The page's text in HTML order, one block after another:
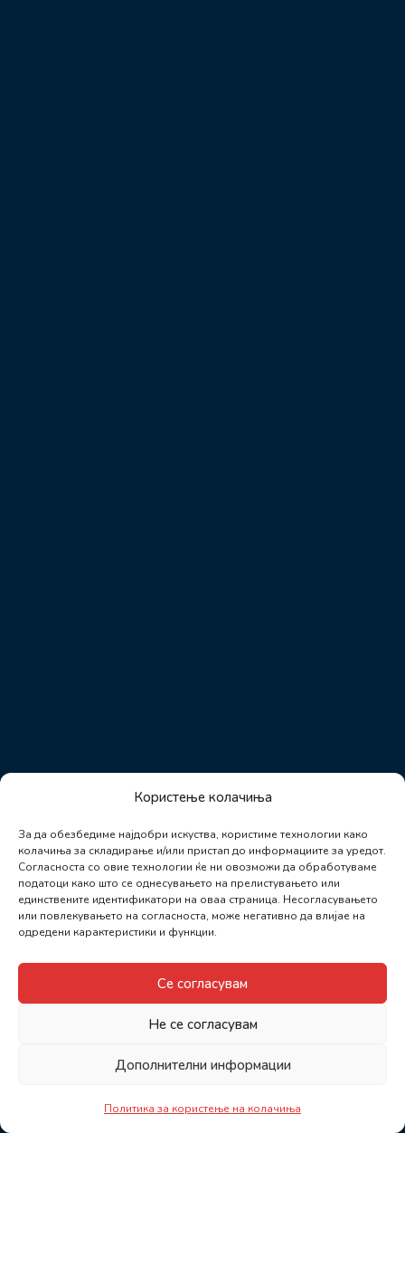
Користење колачиња
За да обезбедиме најдобри искуства, користиме технологии како
колачиња за складирање и/или пристап до информациите за уредот.
Согласноста со овие технологии ќе ни овозможи да обработуваме
податоци како што се однесувањето на прелистувањето или
единствените идентификатори на оваа страница. Несогласувањето
или повлекувањето на согласноста, може негативно да влијае на
одредени карактеристики и функции.
Се согласувам
Не се согласувам
Дополнителни информации
Политика за користење на колачиња